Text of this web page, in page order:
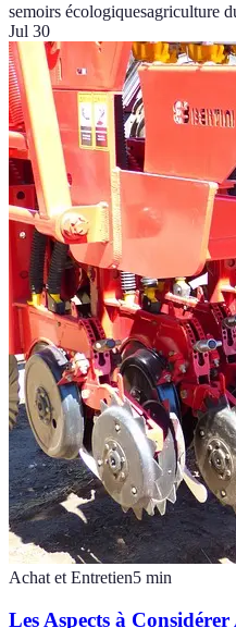
semoirs écologiquesagriculture
Jul 30
Achat et Entretien5 min
Les Aspects à